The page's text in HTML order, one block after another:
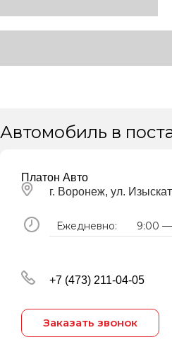
Автомобиль в
Платон Авто
г. Воронеж, ул.
Ежедневно: 9:00
+7 (473) 211-04-05
Заказать звонок